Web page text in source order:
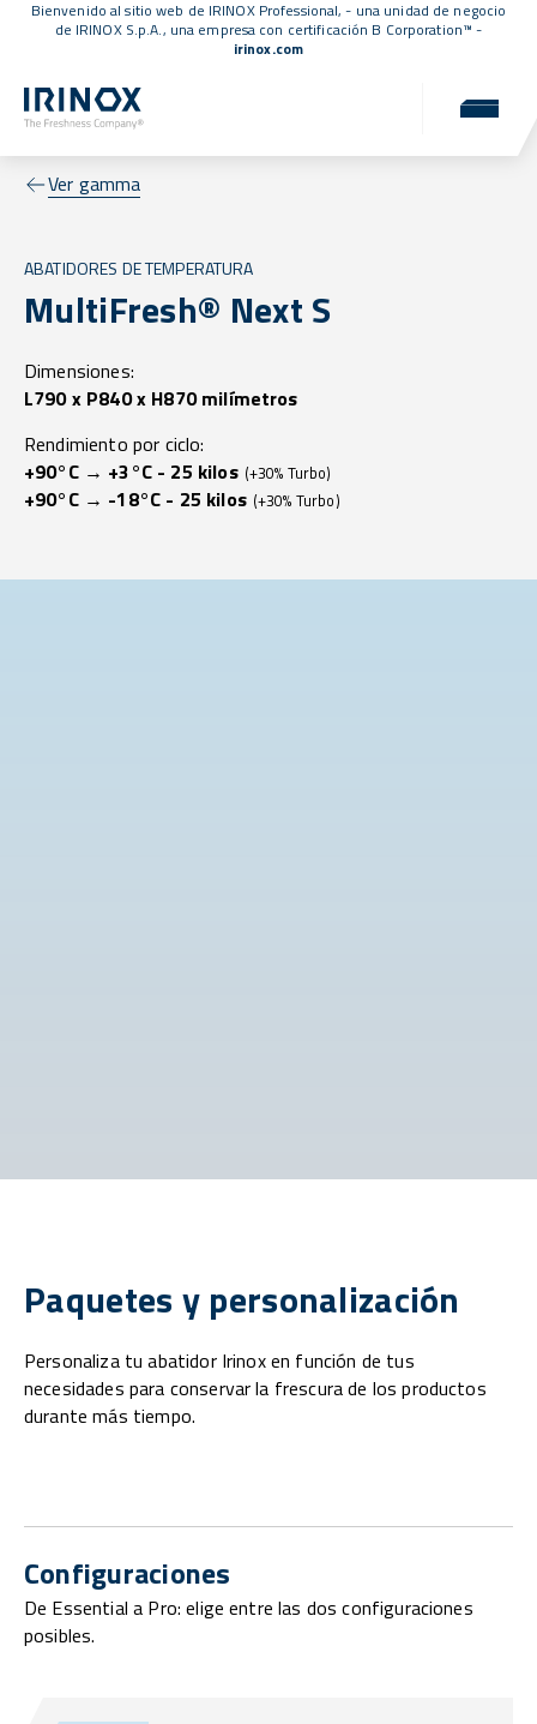
Bienvenido al sitio web de IRINOX Professional, - una unidad de negocio
de IRINOX S.p.A., una empresa con certificación B Corporation™ -
irinox.com
Ver gamma
ABATIDORES DE TEMPERATURA
MultiFresh® Next S
Dimensiones:
L790 x P840 x H870 milímetros
Rendimiento por ciclo:
+90°C → +3°C - 25 kilos (+30% Turbo)
+90°C → -18°C - 25 kilos (+30% Turbo)
Paquetes y personalización
Personaliza tu abatidor Irinox en función de tus
necesidades para conservar la frescura de los productos
durante más tiempo.
Configuraciones
De Essential a Pro: elige entre las dos configuraciones
posibles.